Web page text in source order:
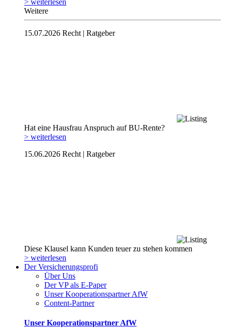
> weiterlesen
Weitere
15.07.2026 Recht | Ratgeber
Hat eine Hausfrau Anspruch auf BU-Rente?
> weiterlesen
15.06.2026 Recht | Ratgeber
Diese Klausel kann Kunden teuer zu stehen kommen
> weiterlesen
Der Versicherungsprofi
Über Uns
Der VP als E-Paper
Unser Kooperationspartner AfW
Content-Partner
Unser Kooperationspartner AfW